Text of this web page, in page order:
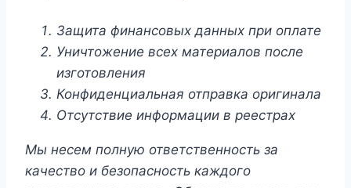
Защита финансовых данных при оплате
Уничтожение всех материалов после
изготовления
Конфиденциальная отправка оригинала
Отсутствие информации в реестрах
Мы несем полную ответственность за
качество и безопасность каждого